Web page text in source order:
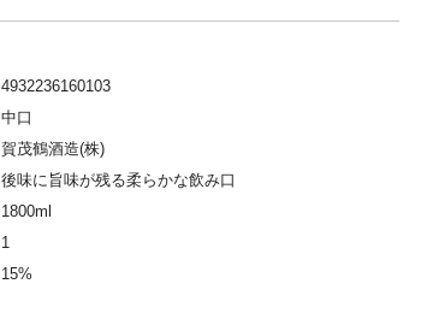
4932236160103
中口
賀茂鶴酒造(株)
後味に旨味が残る柔らかな飲み口
1800ml
1
15%